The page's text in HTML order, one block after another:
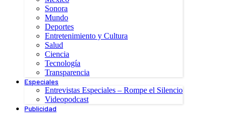
Sonora
Mundo
Deportes
Entretenimiento y Cultura
Salud
Ciencia
Tecnología
Transparencia
Especiales
Entrevistas Especiales – Rompe el Silencio
Videopodcast
Publicidad